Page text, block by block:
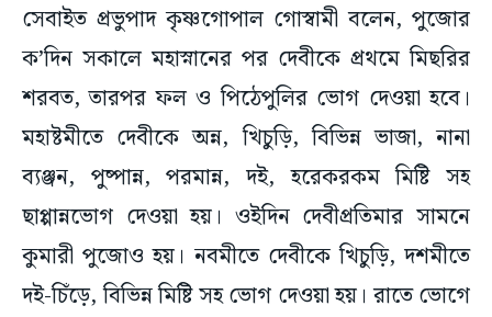
সেবাইত প্রভুপাদ কৃষ্ণগোপাল গোস্বামী বলেন, পুজোর
ক’দিন সকালে মহাস্নানের পর দেবীকে প্রথমে মিছরির
শরবত, তারপর ফল ও পিঠেপুলির ভোগ দেওয়া হবে।
মহাষ্টমীতে দেবীকে অন্ন, খিচুড়ি, বিভিন্ন ভাজা, নানা
ব্যঞ্জন, পুষ্পান্ন, পরমান্ন, দই, হরেকরকম মিষ্টি সহ
ছাপ্পান্নভোগ দেওয়া হয়। ওইদিন দেবীপ্রতিমার সামনে
কুমারী পুজোও হয়। নবমীতে দেবীকে খিচুড়ি, দশমীতে
দই-চিঁড়ে, বিভিন্ন মিষ্টি সহ ভোগ দেওয়া হয়। রাতে ভোগে